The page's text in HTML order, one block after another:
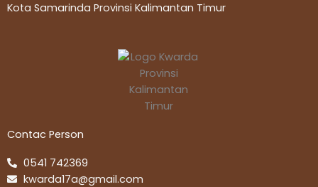
Kota Samarinda Provinsi Kalimantan Timur
Contac Person
0541 742369
kwarda17a@gmail.com